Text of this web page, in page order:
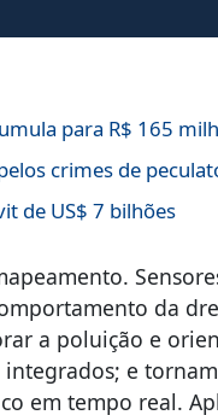
para R$ 165
crimes de
de US$ 7 bilhões
da
a poluição e
e
em tempo real.